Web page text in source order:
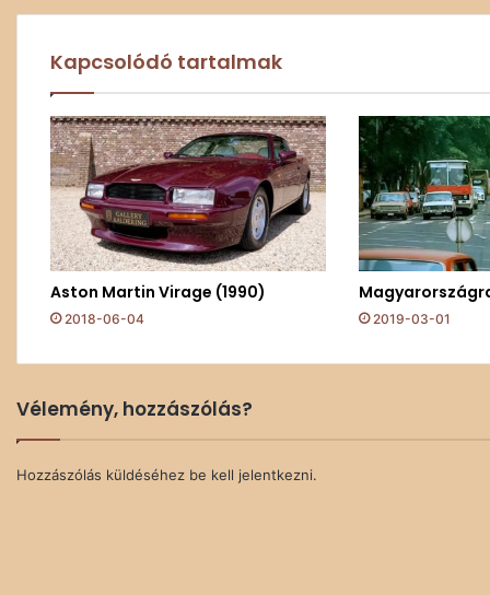
Kapcsolódó tartalmak
Aston Martin Virage (1990)
2018-06-04 2019-03-01
Vélemény, hozzászólás?
Hozzászólás küldéséhez be kell jelentkezni.